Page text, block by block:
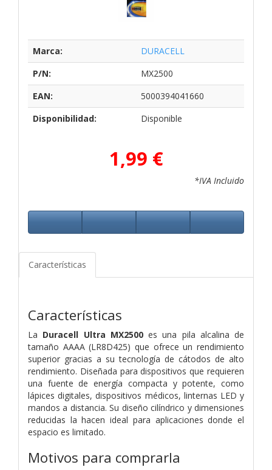
Marca:
DURACELL
P/N:
MX2500
EAN:
5000394041660
Disponibilidad:
Disponible
1,99 €
*IVA Incluido
Características
Características
La Duracell Ultra MX2500es una pila alcalina de
tamaño AAAA (LR8D425) que ofrece un rendimiento
superior gracias a su tecnología de cátodos de alto
rendimiento. Diseñada para dispositivos que requieren
una fuente de energía compacta y potente, como
lápices digitales, dispositivos médicos, linternas LED y
mandos a distancia. Su diseño cilíndrico y dimensiones
reducidas la hacen ideal para aplicaciones donde el
espacio es limitado.
Motivos para comprarla